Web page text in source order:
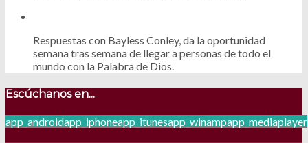
Respuestas con Bayless Conley, da la oportunidad
semana tras semana de llegar a personas de todo el
mundo con la Palabra de Dios.
Escúchanos en...
app_androidapp_iphoneapp_itunesapp_winampapp_mediaplayer